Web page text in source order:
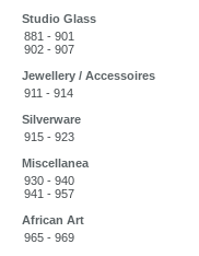
Studio Glass
881 - 901
902 - 907
Jewellery / Accessoires
911 - 914
Silverware
915 - 923
Miscellanea
930 - 940
941 - 957
African Art
965 - 969